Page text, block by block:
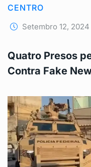
CENTRO
Setembro 12, 2024
Quatro Presos
Contra Fake